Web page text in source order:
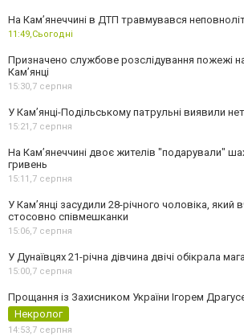
На Кам’янеччині в ДТП травмувався
11:49,Сьогодні
Призначено службове розслідування пожежі
Кам’янці
15:30,7 серпня
У Кам’янці-Подільському патрульні виявили
15:21,7 серпня
На Камʼянеччині двоє жителів "подарували"
гривень
15:11,7 серпня
У Камʼянці засудили 28-річного чоловіка, який
стосовно співмешканки
15:06,7 серпня
У Дунаївцях 21-річна дівчина двічі обікрала
15:00,7 серпня
Прощання із Захисником України Ігорем
Некролог
14:53,7 серпня